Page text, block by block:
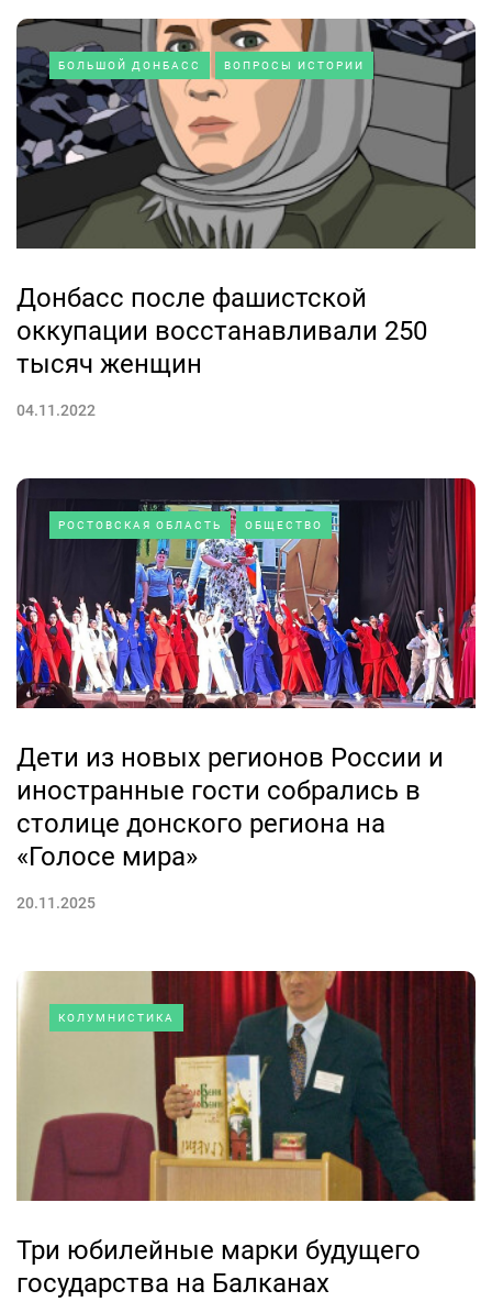
БОЛЬШОЙ ДОНБАСС ВОПРОСЫ ИСТОРИИ
Донбасс после фашистской
оккупации восстанавливали 250
тысяч женщин
04.11.2022
РОСТОВСКАЯ ОБЛАСТЬ ОБЩЕСТВО
Дети из новых регионов России и
иностранные гости собрались в
столице донского региона на
«Голосе мира»
20.11.2025
КОЛУМНИСТИКА
Три юбилейные марки будущего
государства на Балканах